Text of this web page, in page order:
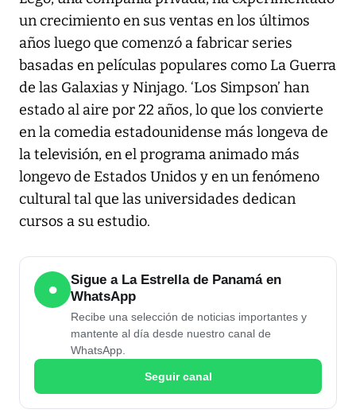
un crecimiento en sus ventas en los últimos
años luego que comenzó a fabricar series
basadas en películas populares como La Guerra
de las Galaxias y Ninjago. ‘Los Simpson’ han
estado al aire por 22 años, lo que los convierte
en la comedia estadounidense más longeva de
la televisión, en el programa animado más
longevo de Estados Unidos y en un fenómeno
cultural tal que las universidades dedican
cursos a su estudio.
●
Sigue a La Estrella de Panamá en
WhatsApp
Recibe una selección de noticias importantes y
mantente al día desde nuestro canal de
WhatsApp.
Seguir canal